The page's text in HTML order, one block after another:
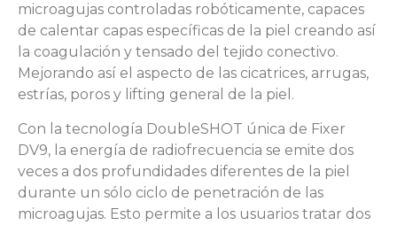
microagujas controladas robóticamente, capaces
de calentar capas específicas de la piel creando así
la coagulación y tensado del tejido conectivo.
Mejorando así el aspecto de las cicatrices, arrugas,
estrías, poros y lifting general de la piel.
Con la tecnología DoubleSHOT única de Fixer
DV9, la energía de radiofrecuencia se emite dos
veces a dos profundidades diferentes de la piel
durante un sólo ciclo de penetración de las
microagujas. Esto permite a los usuarios tratar dos